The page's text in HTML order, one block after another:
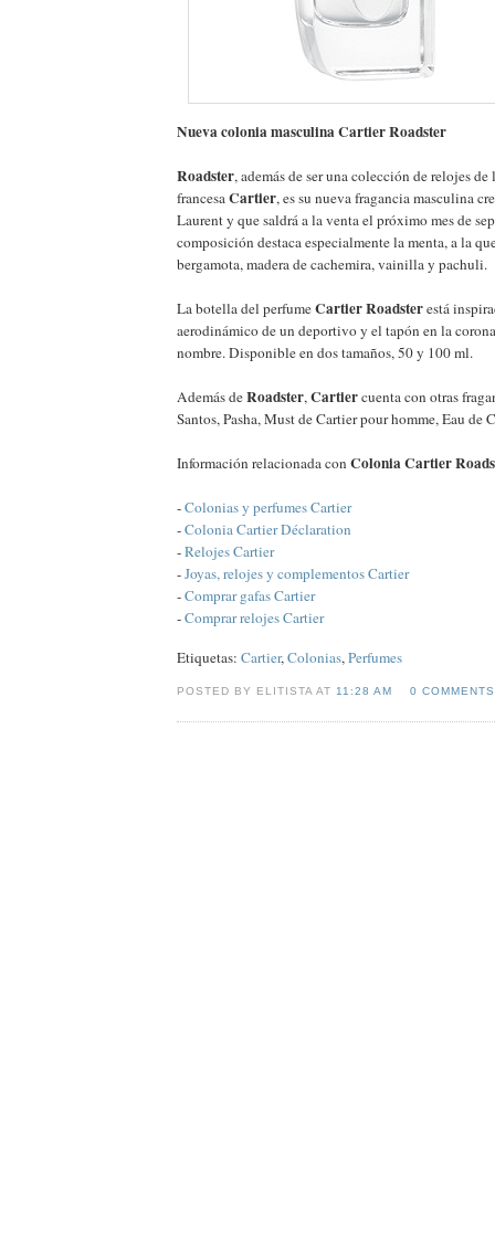
Nueva colonia masculina Cartier Roadster
Roadster, además de ser una colección de relojes
francesaCartier, es su nueva fragancia masculina
Laurent y que saldrá a la venta el próximo mes de
composición destaca especialmente la menta, a la
bergamota, madera de cachemira, vainilla y pachuli.
La botella del perfumeCartier Roadsterestá
aerodinámico de un deportivo y el tapón en la
nombre. Disponible en dos tamaños, 50 y 100 ml.
Además deRoadster,Cartiercuenta con otras
Santos, Pasha, Must de Cartier pour homme, Eau de
Información relacionada con Colonia Cartier
-Colonias y perfumes Cartier
-Colonia Cartier Déclaration
-Relojes Cartier
-Joyas, relojes y complementos Cartier
-Comprar gafas Cartier
-Comprar relojes Cartier
Etiquetas: Cartier,Colonias,Perfumes
POSTED BY ELITISTA AT11:28 AM 0 COMMENTS